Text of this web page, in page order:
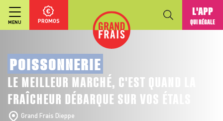
MENU PROMOS
L'APP
QUI RÉGALE
POISSONNERIE
LE MEILLEUR MARCHÉ, C'EST QUAND LA
FRAÎCHEUR DÉBARQUE SUR VOS ÉTALS
Grand Frais Dieppe